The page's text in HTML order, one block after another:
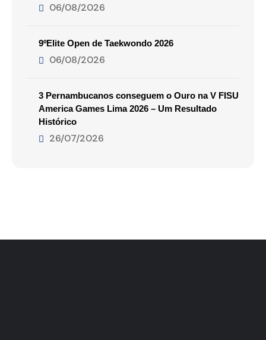
06/08/2026
9ºElite Open de Taekwondo 2026
06/08/2026
3 Pernambucanos conseguem o Ouro na V FISU
America Games Lima 2026 – Um Resultado
Histórico
26/07/2026